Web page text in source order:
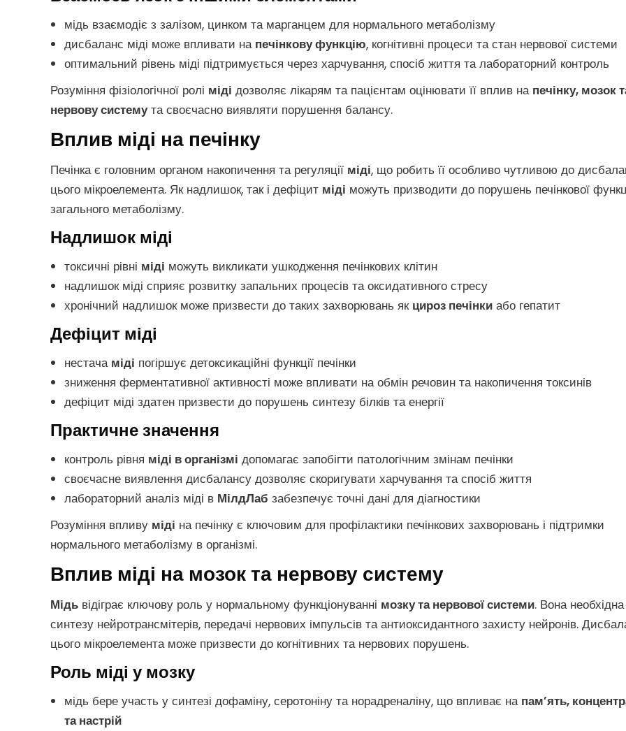
мідь взаємодіє з залізом, цинком та марганцем для нормального метаболізму
дисбаланс міді може впливати на печінкову функцію, когнітивні процеси та стан нервової системи
оптимальний рівень міді підтримується через харчування, спосіб життя та лабораторний контроль
Розуміння фізіологічної ролі міді дозволяє лікарям та пацієнтам оцінювати її вплив на печінку, мозок
нервову системута своєчасно виявляти порушення балансу.
Вплив міді на печінку
Печінка є головним органом накопичення та регуляції міді, що робить її особливо чутливою до
цього мікроелемента. Як надлишок, так і дефіцит міді можуть призводити до порушень печінкової
загального метаболізму.
Надлишок міді
токсичні рівні міді можуть викликати ушкодження печінкових клітин
надлишок міді сприяє розвитку запальних процесів та оксидативного стресу
хронічний надлишок може призвести до таких захворювань як цироз печінки або гепатит
Дефіцит міді
нестача міді погіршує детоксикаційні функції печінки
зниження ферментативної активності може впливати на обмін речовин та накопичення токсинів
дефіцит міді здатен призвести до порушень синтезу білків та енергії
Практичне значення
контроль рівня міді в організмі допомагає запобігти патологічним змінам печінки
своєчасне виявлення дисбалансу дозволяє скоригувати харчування та спосіб життя
лабораторний аналіз міді в МілдЛаб забезпечує точні дані для діагностики
Розуміння впливу міді на печінку є ключовим для профілактики печінкових захворювань і підтримки
нормального метаболізму в організмі.
Вплив міді на мозок та нервову систему
Мідь відіграє ключову роль у нормальному функціонуванні мозку та нервової системи. Вона
синтезу нейротрансмітерів, передачі нервових імпульсів та антиоксидантного захисту нейронів.
цього мікроелемента може призвести до когнітивних та нервових порушень.
Роль міді у мозку
мідь бере участь у синтезі дофаміну, серотоніну та норадреналіну, що впливає на пам’ять,
та настрій